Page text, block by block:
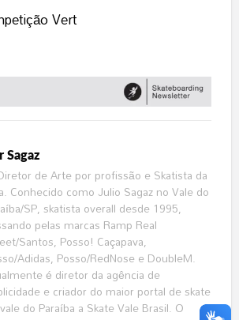
Vert
Sagaz
de Arte por profissão e Skatista da
Conhecido como Julio Sagaz no Vale do
SP, skatista overall desde 1995,
pelas marcas Ramp Real
Santos, Posso! Caçapava,
Adidas, Posso/RedNose e DoubleM.
é diretor da agência de
e criador do maior portal de skate
do Paraíba a Skate Vale Brasil. O